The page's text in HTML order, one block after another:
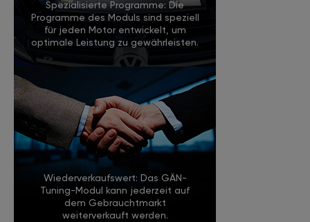
Spezialisierte Programme: Die
Programme des Moduls sind speziell
für jeden Motor entwickelt, um
optimale Leistung zu gewährleisten.
Wiederverkaufswert: Das GÄN-
Tuning-Modul kann jederzeit auf
dem Gebrauchtmarkt
weiterverkauft werden.